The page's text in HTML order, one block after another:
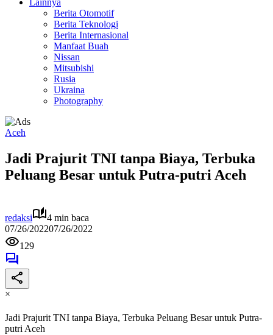
Lainnya
Berita Otomotif
Berita Teknologi
Berita Internasional
Manfaat Buah
Nissan
Mitsubishi
Rusia
Ukraina
Photography
Aceh
Jadi Prajurit TNI tanpa Biaya, Terbuka
Peluang Besar untuk Putra-putri Aceh
redaksi
4 min baca
07/26/202207/26/2022
129
×
Jadi Prajurit TNI tanpa Biaya, Terbuka Peluang Besar untuk Putra-
putri Aceh